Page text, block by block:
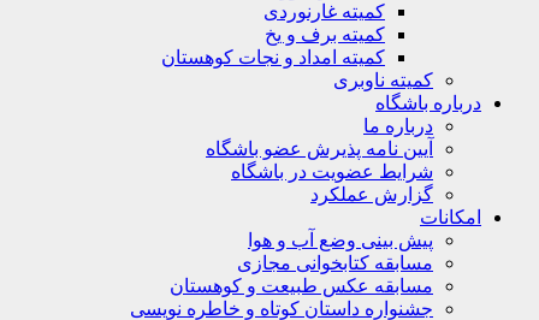
کمیته غارنوردی
کمیته برف و یخ
کمیته امداد و نجات کوهستان
کمیته ناوبری
باشگاه
درباره ما
آیین نامه پذیرش عضو باشگاه
شرایط عضویت در باشگاه
گزارش عملکرد
پیش بینی وضع آب و هوا
مسابقه کتابخوانی مجازی
مسابقه عکس طبیعت و کوهستان
جشنواره داستان کوتاه و خاطره نویسی